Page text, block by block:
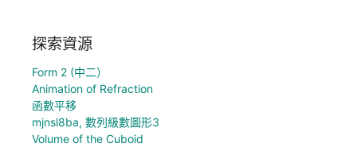
探索資源
Form 2 (中二）
Animation of Refraction
函數平移
mjnsl8ba, 數列級數圖形3
Volume of the Cuboid